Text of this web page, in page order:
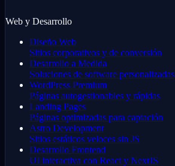
Web y Desarrollo
Diseño Web
Sitios corporativos y de conversión
Desarrollo a Medida
Soluciones de software personalizadas
WordPress Premium
Páginas autogestionables y rápidas
Landing Pages
Páginas optimizadas para captación
Astro Development
Sitios estáticos veloces sin JS
Desarrollo Frontend
UI interactiva con React y NextJS